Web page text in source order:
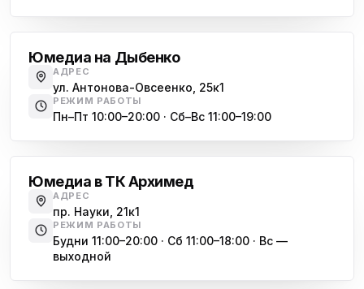
ю ул. Белы Куна, 24к1
ю
Юмедиа в Купчино
ул. Будапештская, 87-3
Юмедиа Сервис в Колпино
ю
Юмедиа во Всеволожске
пр. Христиновский 28, Всеволожск
Юмедиа на Дыбенко
АДРЕС
ул. Антонова-Овсеенко, 25к1
РЕЖИМ РАБОТЫ
Пн–Пт 10:00–20:00 · Сб–Вс 11:00–19:00
Юмедиа в ТК Архимед
АДРЕС
пр. Науки, 21к1
РЕЖИМ РАБОТЫ
Будни 11:00–20:00 · Сб 11:00–18:00 · Вс —
выходной